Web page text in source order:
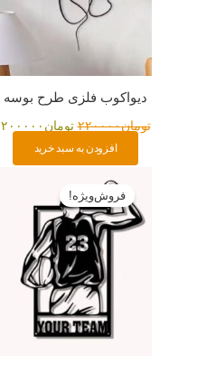
دیواکوب فلزی طرح بوسه
تومان۲۲۰۰۰۰ تومان ۲۰۰۰۰۰
افزودن به سبد خرید
فروش‌ویژه!اصلی:
تومان۳۲۰۰۰۰
بود.